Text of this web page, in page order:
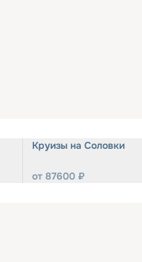
Круизы на Соловки
от 87600 ₽